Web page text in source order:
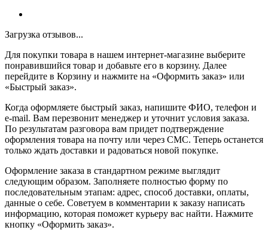
Загрузка отзывов...
Для покупки товара в нашем интернет-магазине выберите
понравившийся товар и добавьте его в корзину. Далее
перейдите в Корзину и нажмите на «Оформить заказ» или
«Быстрый заказ».
Когда оформляете быстрый заказ, напишите ФИО, телефон и
e-mail. Вам перезвонит менеджер и уточнит условия заказа.
По результатам разговора вам придет подтверждение
оформления товара на почту или через СМС. Теперь останется
только ждать доставки и радоваться новой покупке.
Оформление заказа в стандартном режиме выглядит
следующим образом. Заполняете полностью форму по
последовательным этапам: адрес, способ доставки, оплаты,
данные о себе. Советуем в комментарии к заказу написать
информацию, которая поможет курьеру вас найти. Нажмите
кнопку «Оформить заказ».